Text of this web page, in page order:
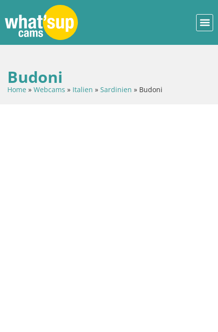
Budoni
Home » Webcams » Italien » Sardinien » Budoni